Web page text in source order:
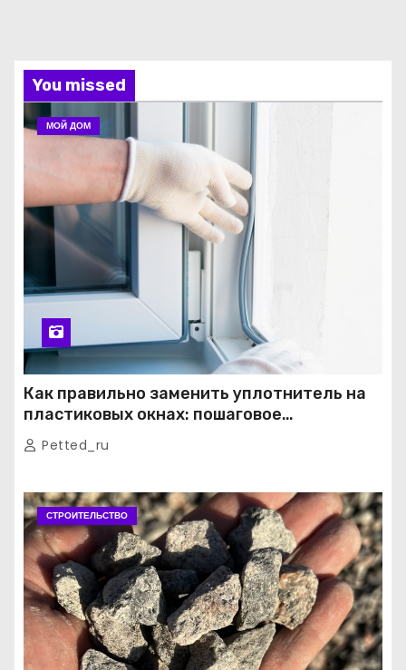
You missed
МОЙ ДОМ
Как правильно заменить уплотнитель на
пластиковых окнах: пошаговое
руководство от экспертов
Petted_ru
СТРОИТЕЛЬСТВО